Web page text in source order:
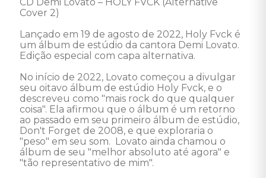
Cover 2)
Lançado em 19 de agosto de 2022, Holy Fvck é
um álbum de estúdio da cantora Demi Lovato.
Edição especial com capa alternativa.
No início de 2022, Lovato começou a divulgar
seu oitavo álbum de estúdio Holy Fvck, e o
descreveu como "mais rock do que qualquer
coisa". Ela afirmou que o álbum é um retorno
ao passado em seu primeiro álbum de estúdio,
Don't Forget de 2008, e que exploraria o
"peso" em seu som.  Lovato ainda chamou o
álbum de seu "melhor absoluto até agora" e
"tão representativo de mim".